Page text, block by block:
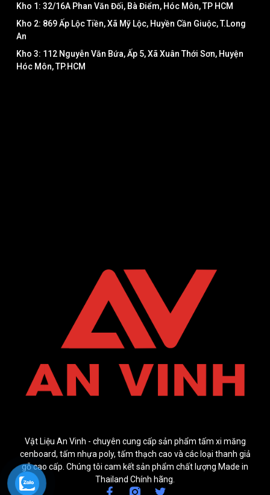
Vật Liệu An Vinh - chuyên cung cấp sản phẩm tấm xi măng
cenboard, tấm nhựa poly, tấm thạch cao và các loại thanh giả
gỗ cao cấp. Chúng tôi cam kết sản phẩm chất lượng Made in
Thailand Chính hãng.
Kho 1: 32/16A Phan Văn Đối, Bà Điểm, Hóc Môn, TP HCM
Kho 2: 869 Ấp Lộc Tiền, Xã Mỹ Lộc, Huyền Cần Giuộc, T.Long
An
Kho 3: 112 Nguyễn Văn Bứa, Ấp 5, Xã Xuân Thới Sơn, Huyện
Hóc Môn, TP.HCM